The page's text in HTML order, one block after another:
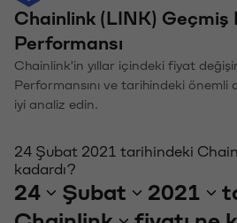
Chainlink (LINK) Geçmiş
Performansı
Chainlink'in yıllar içindeki fiyat
Performansını ve tarihindeki önemli
iyi analiz edin.
24 Şubat 2021 tarihindeki
kadardı?
24 Şubat 2021